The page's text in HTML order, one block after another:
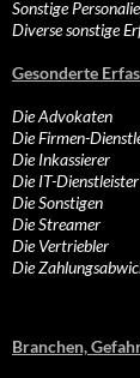
Sonstige
Diverse sonstige
Gesonderte
Die Advokaten
Die Firmen-
Die Inkassierer
Die IT-Dienstleister
Die Sonstigen
Die Streamer
Die Vertriebler
Die
Branchen,